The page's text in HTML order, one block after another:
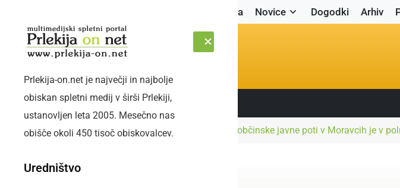
Naslovnica Novice Dogodki Arhiv
SOBOTA, 8. AVGUST 2026 Sledite nam:
Prlekija-on.net je največji in najbolje
obiskan spletni medij v širši Prlekiji,
ustanovljen leta 2005. Mesečno nas
obišče okoli 450 tisoč obiskovalcev.
Uredništvo
Naslovnica Gospodarstvo Modernizacija občinske javne poti v Moravcih je v